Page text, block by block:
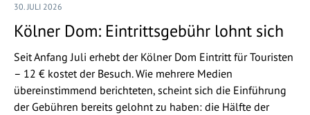
30. JULI 2026
Kölner Dom: Eintrittsgebühr lohnt sich
Seit Anfang Juli erhebt der Kölner Dom Eintritt für Touristen
– 12 € kostet der Besuch. Wie mehrere Medien
übereinstimmend berichteten, scheint sich die Einführung
der Gebühren bereits gelohnt zu haben: die Hälfte der